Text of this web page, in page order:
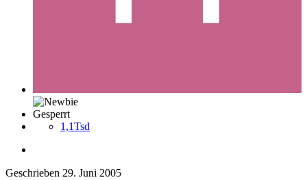
Gesperrt
1,1Tsd
Geschrieben 29. Juni 2005